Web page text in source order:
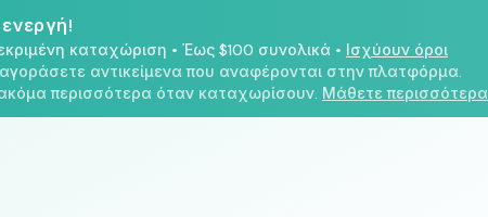
καταχώριση • Έως $100 συνολικά • Ισχύουν όροι
αντικείμενα που αναφέρονται στην πλατφόρμα.
περισσότερα όταν καταχωρίσουν. Μάθετε περισσότερα